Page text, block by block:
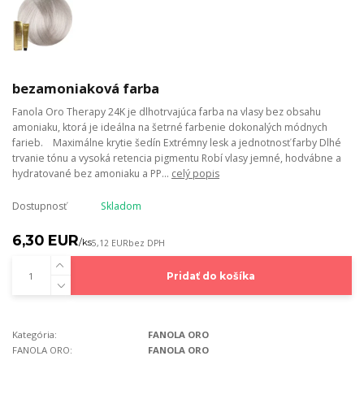
bezamoniaková farba
Fanola Oro Therapy 24K je dlhotrvajúca farba na vlasy bez obsahu
amoniaku, ktorá je ideálna na šetrné farbenie dokonalých módnych
farieb. Maximálne krytie šedín Extrémny lesk a jednotnosť farby Dlhé
trvanie tónu a vysoká retencia pigmentu Robí vlasy jemné, hodvábne a
hydratované bez amoniaku a PP... celý popis
Dostupnosť Skladom
6,30 EUR/ks5,12 EURbez DPH
Pridať do košíka
Kategória:
FANOLA ORO
FANOLA ORO:
FANOLA ORO